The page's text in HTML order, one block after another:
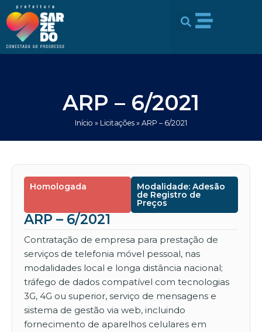
conteúdo
para
conteúdo
ARP – 6/2021
Início » Licitações » ARP – 6/2021
Homologada Modalidade: Adesão
de Registro de
Preços
ARP – 6/2021
Contratação de empresa para prestação de
serviços de telefonia móvel pessoal, nas
modalidades local e longa distância nacional;
tráfego de dados compatível com tecnologias
3G, 4G ou superior, serviço de mensagens e
sistema de gestão via web, incluindo
fornecimento de aparelhos celulares em